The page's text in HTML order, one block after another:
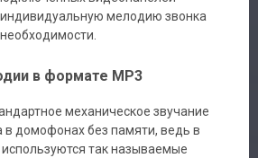
мелодию звонка
в формате MP3
механическое звучание
домофонах без памяти, ведь в
так называемые